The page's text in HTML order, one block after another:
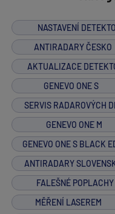
NASTAVENÍ
ANTIRADARY ČESKO
AKTUALIZACE
GENEVO ONE S
SERVIS RADAROVÝCH
GENEVO ONE M
GENEVO ONE S BLACK
ANTIRADARY
FALEŠNÉ POPLACHY
MĚŘENÍ LASEREM